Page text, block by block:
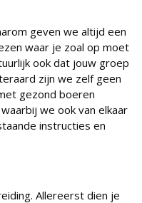
geven we altijd een
waar je zoal op moet
ook dat jouw groep
zijn we zelf geen
gezond boeren
we ook van elkaar
instructies en
Allereerst dien je